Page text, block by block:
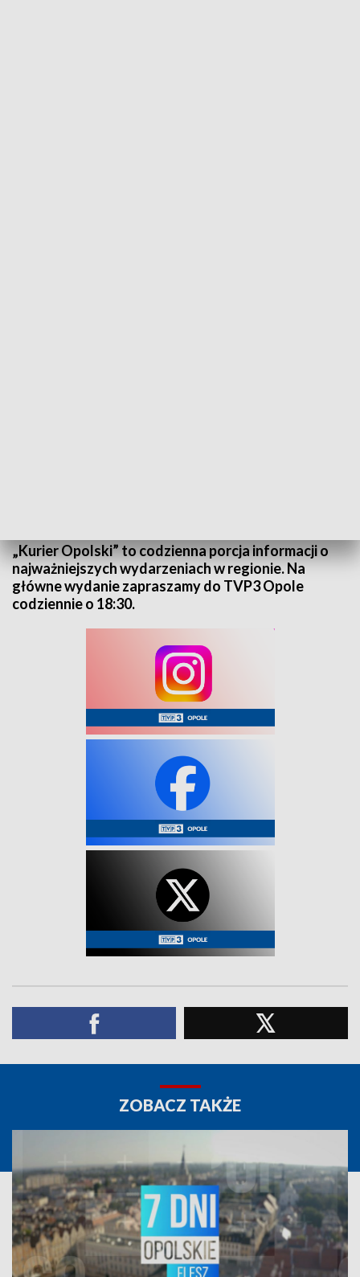
„Kurier Opolski” to codzienna porcja informacji o
najważniejszych wydarzeniach w regionie. Na
główne wydanie zapraszamy do TVP3 Opole
codziennie o 18:30.
ZOBACZ TAKŻE